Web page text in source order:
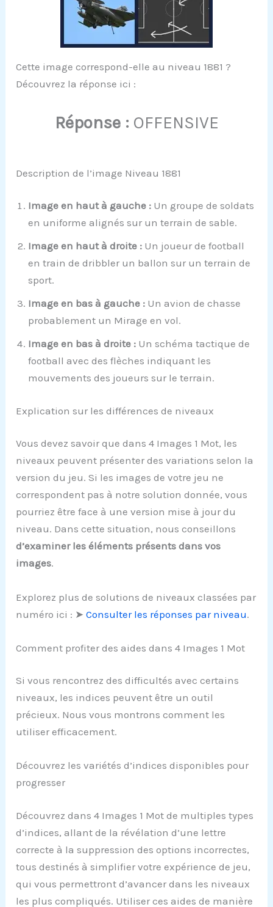
Cette image correspond-elle au niveau 1881 ?
Découvrez la réponse ici :
Réponse : OFFENSIVE
Description de l’image Niveau 1881
Image en haut à gauche : Un groupe de soldats
en uniforme alignés sur un terrain de sable.
Image en haut à droite : Un joueur de football
en train de dribbler un ballon sur un terrain de
sport.
Image en bas à gauche : Un avion de chasse
probablement un Mirage en vol.
Image en bas à droite : Un schéma tactique de
football avec des flèches indiquant les
mouvements des joueurs sur le terrain.
Explication sur les différences de niveaux
Vous devez savoir que dans 4 Images 1 Mot, les
niveaux peuvent présenter des variations selon la
version du jeu. Si les images de votre jeu ne
correspondent pas à notre solution donnée, vous
pourriez être face à une version mise à jour du
niveau. Dans cette situation, nous conseillons
d’examiner les éléments présents dans vos
images.
Explorez plus de solutions de niveaux classées par
numéro ici : ➤Consulter les réponses par niveau.
Comment profiter des aides dans 4 Images 1 Mot
Si vous rencontrez des difficultés avec certains
niveaux, les indices peuvent être un outil
précieux. Nous vous montrons comment les
utiliser efficacement.
Découvrez les variétés d’indices disponibles pour
progresser
Découvrez dans 4 Images 1 Mot de multiples types
d’indices, allant de la révélation d’une lettre
correcte à la suppression des options incorrectes,
tous destinés à simplifier votre expérience de jeu,
qui vous permettront d’avancer dans les niveaux
les plus compliqués. Utiliser ces aides de manière